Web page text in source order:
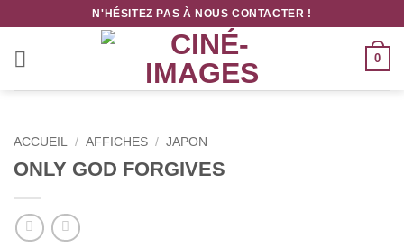
contenu
N'HÉSITEZ PAS À NOUS CONTACTER !
0
ACCUEIL / AFFICHES / JAPON
ONLY GOD FORGIVES